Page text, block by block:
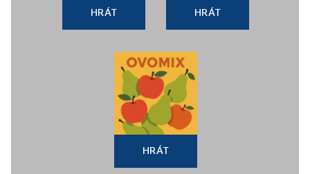
HRÁT HRÁT
HRÁT